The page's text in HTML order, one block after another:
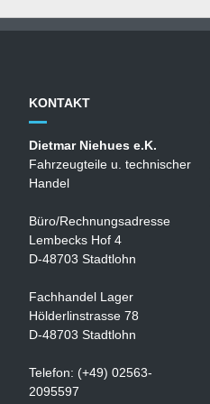
KONTAKT
Dietmar Niehues e.K.
Fahrzeugteile u. technischer
Handel
Büro/Rechnungsadresse
Lembecks Hof 4
D-48703 Stadtlohn
Fachhandel Lager
Hölderlinstrasse 78
D-48703 Stadtlohn
Telefon: (+49) 02563-
2095597